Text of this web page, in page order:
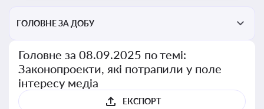
ГОЛОВНЕ ЗА ДОБУ
Головне за 08.09.2025 по темі:
Законопроекти, які потрапили у поле
інтересу медіа
ЕКСПОРТ